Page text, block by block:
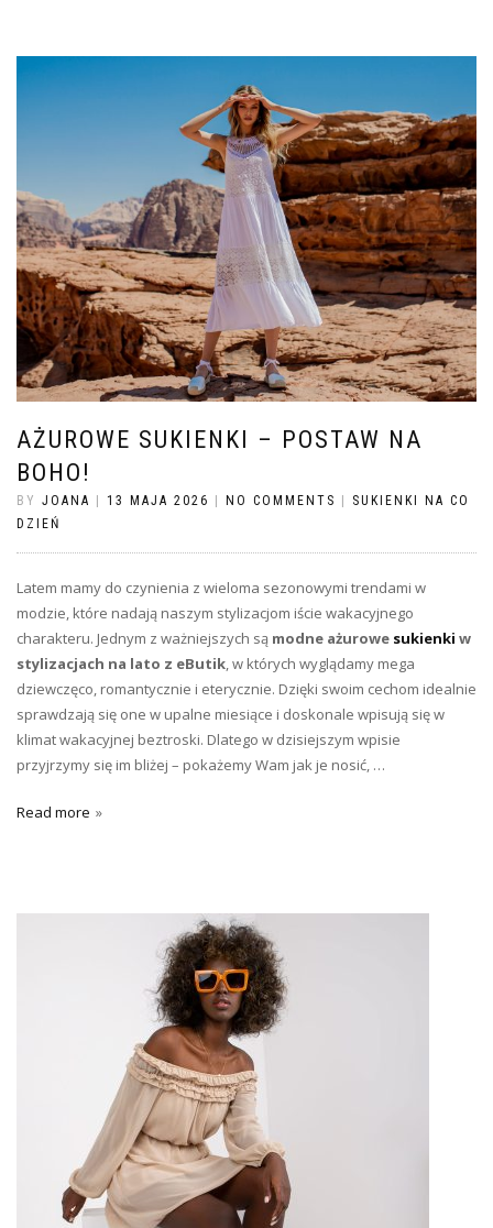
AŻUROWE SUKIENKI – POSTAW NA
BOHO!
BY JOANA | 13 MAJA 2026 | NO COMMENTS | SUKIENKI NA CO
DZIEŃ
Latem mamy do czynienia z wieloma sezonowymi trendami w
modzie, które nadają naszym stylizacjom iście wakacyjnego
charakteru. Jednym z ważniejszych są modne ażurowe sukienki w
stylizacjach na lato z eButik , w których wyglądamy mega
dziewczęco, romantycznie i eterycznie. Dzięki swoim cechom idealnie
sprawdzają się one w upalne miesiące i doskonale wpisują się w
klimat wakacyjnej beztroski. Dlatego w dzisiejszym wpisie
przyjrzymy się im bliżej – pokażemy Wam jak je nosić, …
Read more